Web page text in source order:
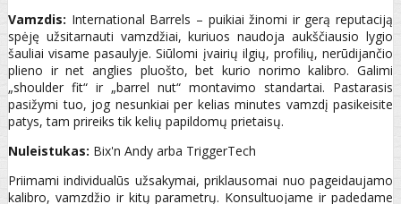
Vamzdis: International Barrels – puikiai žinomi ir gerą reputaciją
spėję užsitarnauti vamzdžiai, kuriuos naudoja aukščiausio lygio
šauliai visame pasaulyje. Siūlomi įvairių ilgių, profilių, nerūdijančio
plieno ir net anglies pluošto, bet kurio norimo kalibro. Galimi
„shoulder fit“ ir „barrel nut“ montavimo standartai. Pastarasis
pasižymi tuo, jog nesunkiai per kelias minutes vamzdį pasikeisite
patys, tam prireiks tik kelių papildomų prietaisų.
Nuleistukas: Bix'n Andy arba TriggerTech
Priimami individualūs užsakymai, priklausomai nuo pageidaujamo
kalibro, vamzdžio ir kitų parametrų. Konsultuojame ir padedame